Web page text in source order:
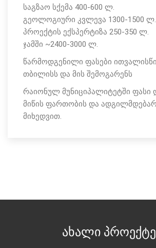
საგზაო სქემა 400-600 ლ.
გეოლოგიური კვლევა 1300-1500 ლ.
პროექტის ექსპერტიზა 250-350 ლ.
ჯამში ~2400-3000 ლ.
წარმოდგენილი ფასები
თბილისს და მის შემოგარენს
რაიონულ მუნიციპალიტეტში ფასი
მიწის ფართობის და
მიხედვით.
ახალი